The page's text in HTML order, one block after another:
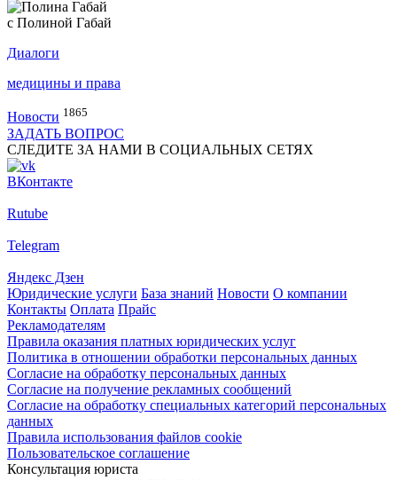
с Полиной Габай
Диалоги
медицины и права
Новости 1865
ЗАДАТЬ ВОПРОС
СЛЕДИТЕ ЗА НАМИ В СОЦИАЛЬНЫХ СЕТЯХ
ВКонтакте
Rutube
Telegram
Яндекс Дзен
Юридические услуги База знаний Новости О компании
Контакты Оплата Прайс
Рекламодателям
Правила оказания платных юридических услуг
Политика в отношении обработки персональных данных
Согласие на обработку персональных данных
Согласие на получение рекламных сообщений
Согласие на обработку специальных категорий персональных
данных
Правила использования файлов cookie
Пользовательское соглашение
Консультация юриста